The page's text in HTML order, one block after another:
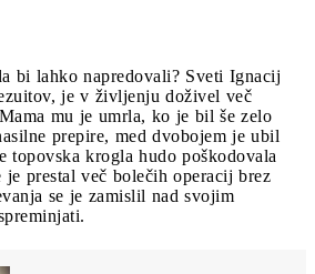
bi lahko napredovali? Sveti Ignacij
je v življenju doživel več
mu je umrla, ko je bil še zelo
prepire, med dvobojem je ubil
topovska krogla hudo poškodovala
je prestal več bolečih operacij brez
se je zamislil nad svojim